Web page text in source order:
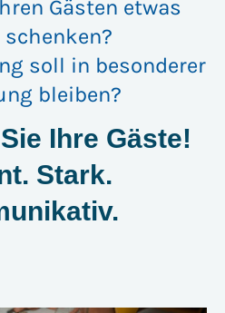
Gästen etwas
soll in besonderer
bleiben?
Ihre Gäste!
Stark.